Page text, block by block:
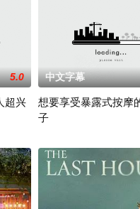
，悍匪携枪遁入茫茫戈壁。
5.0
超兴
中文字幕
想要享受暴露式按摩
子